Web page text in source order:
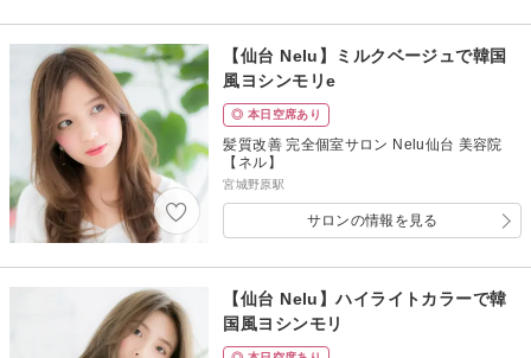
【仙台 Nelu】ミルクベージュで韓国
風ヨシンモリe
◎ 本日空席あり
髪質改善 完全個室サロン Nelu仙台 美容院
【ネル】
宮城野原駅
サロンの情報を見る
【仙台 Nelu】ハイライトカラーで韓
国風ヨシンモリ